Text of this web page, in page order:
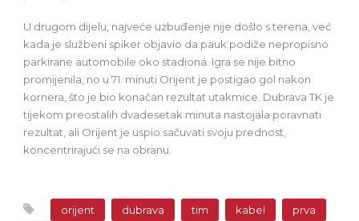
U drugom dijelu, najveće uzbuđenje nije došlo s terena, već
kada je službeni spiker objavio da pauk podiže nepropisno
parkirane automobile oko stadiona. Igra se nije bitno
promijenila, no u 71. minuti Orijent je postigao gol nakon
kornera, što je bio konačan rezultat utakmice. Dubrava TK je
tijekom preostalih dvadesetak minuta nastojala poravnati
rezultat, ali Orijent je uspio sačuvati svoju prednost,
koncentrirajući se na obranu.
orijent dubrava tim kabel
prva